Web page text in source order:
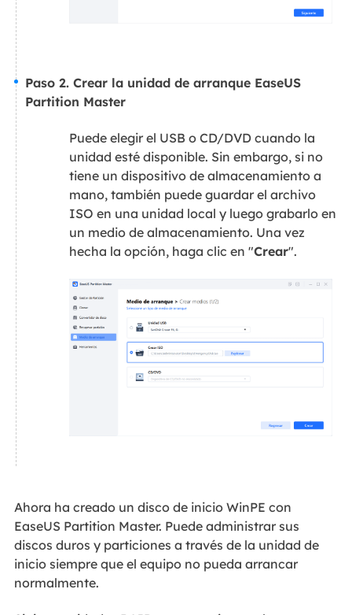
Paso 2. Crear la unidad de arranque EaseUS
Partition Master
Puede elegir el USB o CD/DVD cuando la
unidad esté disponible. Sin embargo, si no
tiene un dispositivo de almacenamiento a
mano, también puede guardar el archivo
ISO en una unidad local y luego grabarlo en
un medio de almacenamiento. Una vez
hecha la opción, haga clic en "Crear".
Ahora ha creado un disco de inicio WinPE con
EaseUS Partition Master. Puede administrar sus
discos duros y particiones a través de la unidad de
inicio siempre que el equipo no pueda arrancar
normalmente.